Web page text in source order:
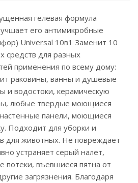
гелевая формула
его антимикробные
Universal 10в1 Заменит 10
средств для разных
применения по всему дому:
раковины, ванны и душевые
и водостоки, керамическую
любые твердые моющиеся
панели, моющиеся
Подходит для уборки и
для животных. Не повреждает
устраняет серый налет,
потеки, въевшиеся пятна от
загрязнения. Благодаря